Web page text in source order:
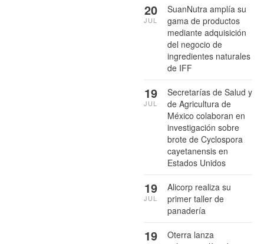
SuanNutra amplía su
gama de productos
mediante adquisición
del negocio de
ingredientes naturales
de IFF
20
JUL
Secretarías de Salud y
de Agricultura de
México colaboran en
investigación sobre
brote de Cyclospora
cayetanensis en
Estados Unidos
19
JUL
Alicorp realiza su
primer taller de
panadería
19
JUL
Oterra lanza
19